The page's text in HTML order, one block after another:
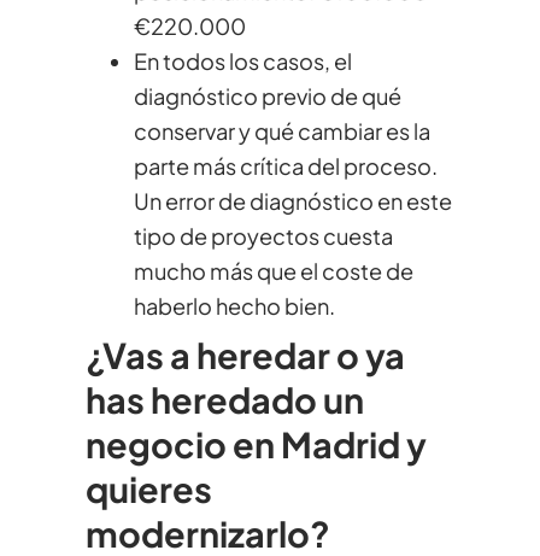
€220.000
En todos los casos, el
diagnóstico previo de qué
conservar y qué cambiar es la
parte más crítica del proceso.
Un error de diagnóstico en este
tipo de proyectos cuesta
mucho más que el coste de
haberlo hecho bien.
¿Vas a heredar o ya
has heredado un
negocio en Madrid y
quieres
modernizarlo?